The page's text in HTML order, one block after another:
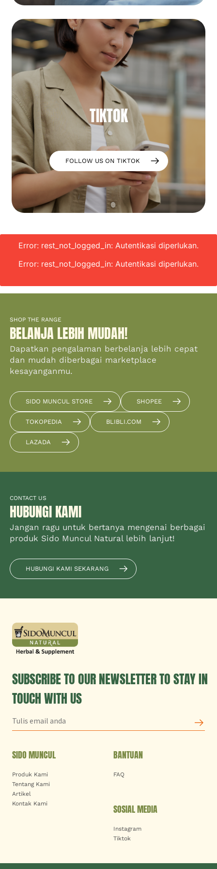
TIKTOK
FOLLOW US ON TIKTOK
Error: rest_not_logged_in: Autentikasi diperlukan.
Error: rest_not_logged_in: Autentikasi diperlukan.
SHOP THE RANGE
BELANJA LEBIH MUDAH!
Dapatkan pengalaman berbelanja lebih cepat
dan mudah diberbagai marketplace
kesayanganmu.
SIDO MUNCUL STORE SHOPEE
TOKOPEDIA BLIBLI.COM
LAZADA
CONTACT US
HUBUNGI KAMI
Jangan ragu untuk bertanya mengenai berbagai
produk Sido Muncul Natural lebih lanjut!
HUBUNGI KAMI SEKARANG
SUBSCRIBE TO OUR NEWSLETTER TO STAY IN
TOUCH WITH US
SIDO MUNCUL
Produk Kami
Tentang Kami
Artikel
Kontak Kami
BANTUAN
FAQ
SOSIAL MEDIA
Instagram
Tiktok